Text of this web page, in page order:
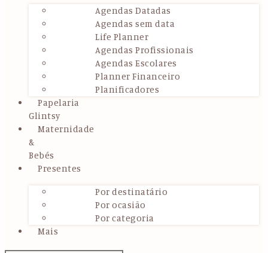
Agendas Datadas
Agendas sem data
Life Planner
Agendas Profissionais
Agendas Escolares
Planner Financeiro
Planificadores
Papelaria
Glintsy
Maternidade
&
Bebés
Presentes
Por destinatário
Por ocasião
Por categoria
Mais